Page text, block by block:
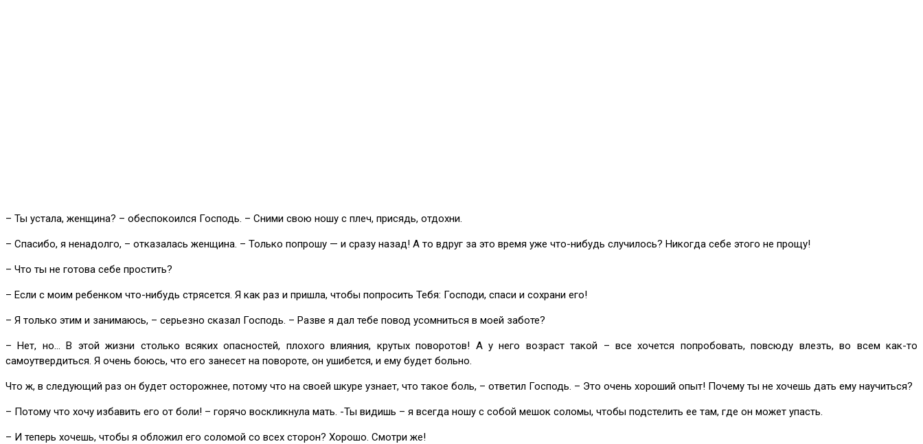
– Ты устала, женщина? – обеспокоился Господь. – Сними свою ношу с плеч, присядь, отдохни.
– Спасибо, я ненадолго, – отказалась женщина. – Только попрошу — и сразу назад! А то вдруг за это время уже что-нибудь случилось? Никогда себе этого не прощу!
– Что ты не готова себе простить?
– Если с моим ребенком что-нибудь стрясется. Я как раз и пришла, чтобы попросить Тебя: Господи, спаси и сохрани его!
– Я только этим и занимаюсь, – серьезно сказал Господь. – Разве я дал тебе повод усомниться в моей заботе?
– Нет, но… В этой жизни столько всяких опасностей, плохого влияния, крутых поворотов! А у него возраст такой – все хочется попробовать, повсюду влезть, во всем как-то
самоутвердиться. Я очень боюсь, что его занесет на повороте, он ушибется, и ему будет больно.
Что ж, в следующий раз он будет осторожнее, потому что на своей шкуре узнает, что такое боль, – ответил Господь. – Это очень хороший опыт! Почему ты не хочешь дать ему научиться?
– Потому что хочу избавить его от боли! – горячо воскликнула мать. -Ты видишь – я всегда ношу с собой мешок соломы, чтобы подстелить ее там, где он может упасть.
– И теперь хочешь, чтобы я обложил его соломой со всех сторон? Хорошо. Смотри же!